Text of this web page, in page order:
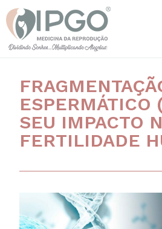
ESPERMÁTICO
SEU IMPACTO
FERTILIDADE